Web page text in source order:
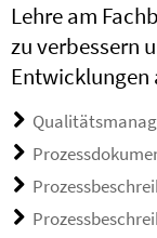
Lehre am
zu verbessern
Entwicklungen